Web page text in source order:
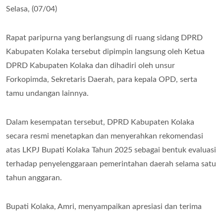
Selasa, (07/04)
Rapat paripurna yang berlangsung di ruang sidang DPRD
Kabupaten Kolaka tersebut dipimpin langsung oleh Ketua
DPRD Kabupaten Kolaka dan dihadiri oleh unsur
Forkopimda, Sekretaris Daerah, para kepala OPD, serta
tamu undangan lainnya.
Dalam kesempatan tersebut, DPRD Kabupaten Kolaka
secara resmi menetapkan dan menyerahkan rekomendasi
atas LKPJ Bupati Kolaka Tahun 2025 sebagai bentuk evaluasi
terhadap penyelenggaraan pemerintahan daerah selama satu
tahun anggaran.
Bupati Kolaka, Amri, menyampaikan apresiasi dan terima